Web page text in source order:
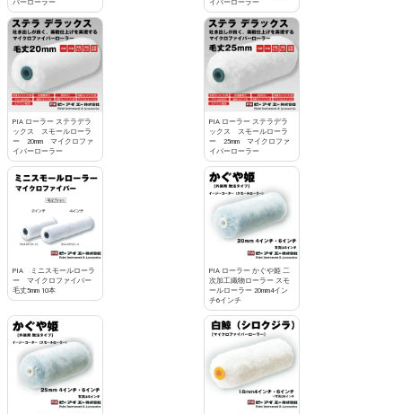
バーローラー
イバーローラー
PIA ローラー ステラデラ
ックス スモールローラ
ー 20mm マイクロファ
イバーローラー
PIA ローラー ステラデラ
ックス スモールローラ
ー 25mm マイクロファ
イバーローラー
PIA ミニスモールローラ
ー マイクロファイバー
毛丈5mm 10本
PIA ローラー かぐや姫 二
次加工織物ローラー スモ
ールローラー 20mm4イン
チ6インチ